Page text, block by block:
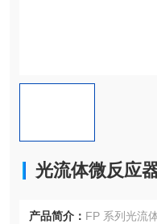
光流体微反应
产品简介： FP 系列光流